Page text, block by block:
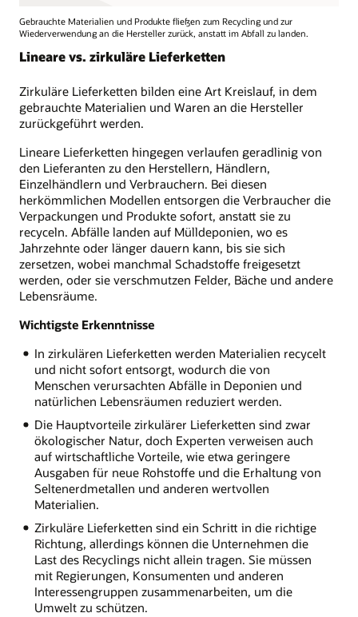
Gebrauchte Materialien und Produkte fließen zum Recycling und zur
Wiederverwendung an die Hersteller zurück, anstatt im Abfall zu landen.
Lineare vs. zirkuläre Lieferketten
Zirkuläre Lieferketten bilden eine Art Kreislauf, in dem
gebrauchte Materialien und Waren an die Hersteller
zurückgeführt werden.
Lineare Lieferketten hingegen verlaufen geradlinig von
den Lieferanten zu den Herstellern, Händlern,
Einzelhändlern und Verbrauchern. Bei diesen
herkömmlichen Modellen entsorgen die Verbraucher die
Verpackungen und Produkte sofort, anstatt sie zu
recyceln. Abfälle landen auf Mülldeponien, wo es
Jahrzehnte oder länger dauern kann, bis sie sich
zersetzen, wobei manchmal Schadstoffe freigesetzt
werden, oder sie verschmutzen Felder, Bäche und andere
Lebensräume.
Wichtigste Erkenntnisse
In zirkulären Lieferketten werden Materialien recycelt
und nicht sofort entsorgt, wodurch die von
Menschen verursachten Abfälle in Deponien und
natürlichen Lebensräumen reduziert werden.
Die Hauptvorteile zirkulärer Lieferketten sind zwar
ökologischer Natur, doch Experten verweisen auch
auf wirtschaftliche Vorteile, wie etwa geringere
Ausgaben für neue Rohstoffe und die Erhaltung von
Seltenerdmetallen und anderen wertvollen
Materialien.
Zirkuläre Lieferketten sind ein Schritt in die richtige
Richtung, allerdings können die Unternehmen die
Last des Recyclings nicht allein tragen. Sie müssen
mit Regierungen, Konsumenten und anderen
Interessengruppen zusammenarbeiten, um die
Umwelt zu schützen.